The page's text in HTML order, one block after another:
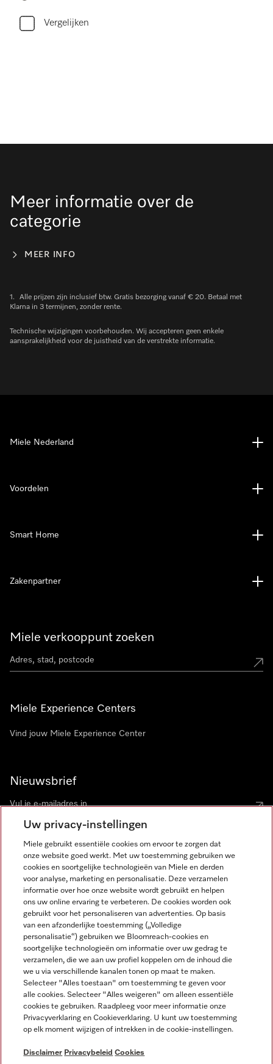
Vergelijken
Meer informatie over de
categorie
MEER INFO
1.
Alle prijzen zijn inclusief btw. Gratis bezorging vanaf € 20. Betaal met
Klarna in 3 termijnen, zonder rente.
Technische wijzigingen voorbehouden. Wij accepteren geen enkele
aansprakelijkheid voor de juistheid van de verstrekte informatie.
Miele verkooppunt zoeken
Miele Experience Centers
Vind jouw Miele Experience Center
Nieuwsbrief
Miele Nederland
Voordelen
Smart Home
Zakenpartner
Disclaimer
Algemene voorwaarden en informatie
Privacybeleid
Gebruiksvoorwaarden
Toegankelijkheidsverklaring
Digital Services Act
Miele op Instagram
Miele op Facebook
Miele op Youtube
Uw privacy-instellingen
Miele gebruikt essentiële cookies om ervoor te zorgen dat
onze website goed werkt. Met uw toestemming gebruiken we
cookies en soortgelijke technologieën van Miele en derden
voor analyse, marketing en personalisatie. Deze verzamelen
informatie over hoe onze website wordt gebruikt en helpen
ons uw online ervaring te verbeteren. De cookies worden ook
gebruikt voor het personaliseren van advertenties. Op basis
van een afzonderlijke toestemming („Volledige
personalisatie“) gebruiken we Bloomreach-cookies en
soortgelijke technologieën om informatie over uw gedrag te
verzamelen, die we aan uw profiel koppelen om de inhoud die
we u via verschillende kanalen tonen op maat te maken.
Selecteer "Alles toestaan" om toestemming te geven voor
alle cookies. Selecteer "Alles weigeren" om alleen essentiële
cookies te gebruiken. Raadpleeg voor meer informatie onze
Privacyverklaring en Cookieverklaring. U kunt uw toestemming
op elk moment wijzigen of intrekken in de cookie-instellingen.
Disclaimer Privacybeleid Cookies